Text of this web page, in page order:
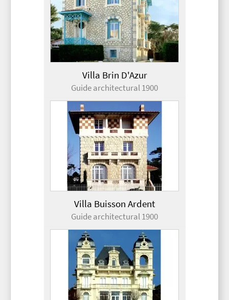
Villa Brin D'Azur
Guide architectural 1900
Villa Buisson Ardent
Guide architectural 1900